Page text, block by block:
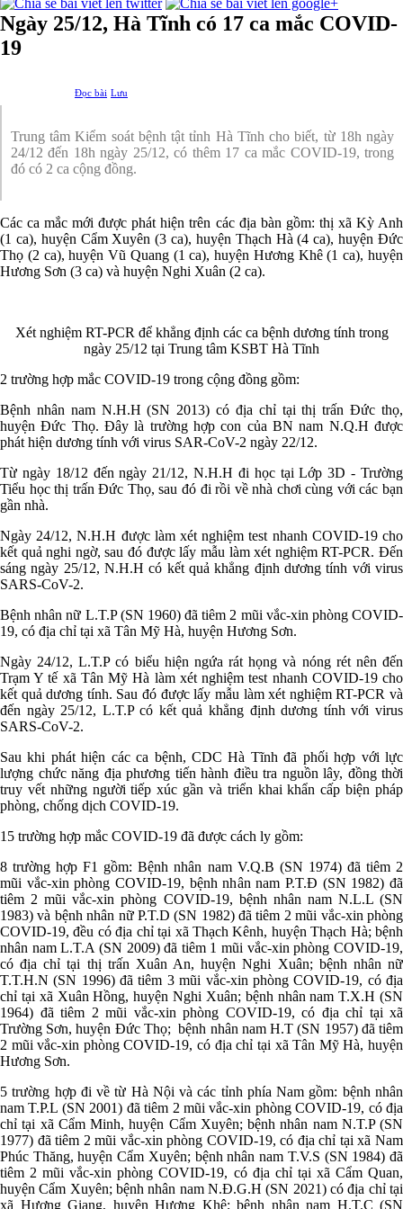
Ngày 25/12, Hà Tĩnh có 17 ca mắc COVID-
19
Đọc bài Lưu
Trung tâm Kiểm soát bệnh tật tỉnh Hà Tĩnh cho biết, từ 18h ngày
24/12 đến 18h ngày 25/12, có thêm 17 ca mắc COVID-19, trong
đó có 2 ca cộng đồng.
Các ca mắc mới được phát hiện trên các địa bàn gồm: thị xã Kỳ Anh
(1 ca), huyện Cẩm Xuyên (3 ca), huyện Thạch Hà (4 ca), huyện Đức
Thọ (2 ca), huyện Vũ Quang (1 ca), huyện Hương Khê (1 ca), huyện
Hương Sơn (3 ca) và huyện Nghi Xuân (2 ca).
Xét nghiệm RT-PCR để khẳng định các ca bệnh dương tính trong
ngày 25/12 tại Trung tâm KSBT Hà Tĩnh
2 trường hợp mắc COVID-19 trong cộng đồng gồm:
Bệnh nhân nam N.H.H (SN 2013) có địa chỉ tại thị trấn Đức thọ,
huyện Đức Thọ. Đây là trường hợp con của BN nam N.Q.H được
phát hiện dương tính với virus SAR-CoV-2 ngày 22/12.
Từ ngày 18/12 đến ngày 21/12, N.H.H đi học tại Lớp 3D - Trường
Tiểu học thị trấn Đức Thọ, sau đó đi rồi về nhà chơi cùng với các bạn
gần nhà.
Ngày 24/12, N.H.H được làm xét nghiệm test nhanh COVID-19 cho
kết quả nghi ngờ, sau đó được lấy mẫu làm xét nghiệm RT-PCR. Đến
sáng ngày 25/12, N.H.H có kết quả khẳng định dương tính với virus
SARS-CoV-2.
Bệnh nhân nữ L.T.P (SN 1960) đã tiêm 2 mũi vắc-xin phòng COVID-
19, có địa chỉ tại xã Tân Mỹ Hà, huyện Hương Sơn.
Ngày 24/12, L.T.P có biểu hiện ngứa rát họng và nóng rét nên đến
Trạm Y tế xã Tân Mỹ Hà làm xét nghiệm test nhanh COVID-19 cho
kết quả dương tính. Sau đó được lấy mẫu làm xét nghiệm RT-PCR và
đến ngày 25/12, L.T.P có kết quả khẳng định dương tính với virus
SARS-CoV-2.
Sau khi phát hiện các ca bệnh, CDC Hà Tĩnh đã phối hợp với lực
lượng chức năng địa phương tiến hành điều tra nguồn lây, đồng thời
truy vết những người tiếp xúc gần và triển khai khẩn cấp biện pháp
phòng, chống dịch COVID-19.
15 trường hợp mắc COVID-19 đã được cách ly gồm:
8 trường hợp F1 gồm: Bệnh nhân nam V.Q.B (SN 1974) đã tiêm 2
mũi vắc-xin phòng COVID-19, bệnh nhân nam P.T.Đ (SN 1982) đã
tiêm 2 mũi vắc-xin phòng COVID-19, bệnh nhân nam N.L.L (SN
1983) và bệnh nhân nữ P.T.D (SN 1982) đã tiêm 2 mũi vắc-xin phòng
COVID-19, đều có địa chỉ tại xã Thạch Kênh, huyện Thạch Hà; bệnh
nhân nam L.T.A (SN 2009) đã tiêm 1 mũi vắc-xin phòng COVID-19,
có địa chỉ tại thị trấn Xuân An, huyện Nghi Xuân; bệnh nhân nữ
T.T.H.N (SN 1996) đã tiêm 3 mũi vắc-xin phòng COVID-19, có địa
chỉ tại xã Xuân Hồng, huyện Nghi Xuân; bệnh nhân nam T.X.H (SN
1964) đã tiêm 2 mũi vắc-xin phòng COVID-19, có địa chỉ tại xã
Trường Sơn, huyện Đức Thọ; bệnh nhân nam H.T (SN 1957) đã tiêm
2 mũi vắc-xin phòng COVID-19, có địa chỉ tại xã Tân Mỹ Hà, huyện
Hương Sơn.
5 trường hợp đi về từ Hà Nội và các tỉnh phía Nam gồm: bệnh nhân
nam T.P.L (SN 2001) đã tiêm 2 mũi vắc-xin phòng COVID-19, có địa
chỉ tại xã Cẩm Minh, huyện Cẩm Xuyên; bệnh nhân nam N.T.P (SN
1977) đã tiêm 2 mũi vắc-xin phòng COVID-19, có địa chỉ tại xã Nam
Phúc Thăng, huyện Cẩm Xuyên; bệnh nhân nam T.V.S (SN 1984) đã
tiêm 2 mũi vắc-xin phòng COVID-19, có địa chỉ tại xã Cẩm Quan,
huyện Cẩm Xuyên; bệnh nhân nam N.Đ.G.H (SN 2021) có địa chỉ tại
xã Hương Giang, huyên Hương Khê; bệnh nhân nam H.T.C (SN